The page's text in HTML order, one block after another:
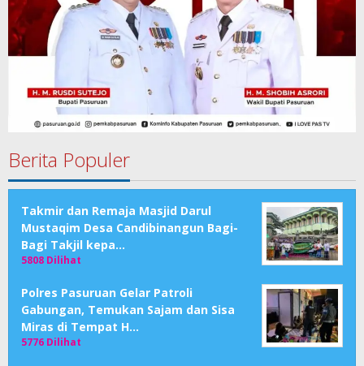
Berita Populer
Takmir dan Remaja Masjid Darul
Mustaqim Desa Candibinangun Bagi-
Bagi Takjil kepa…
5808 Dilihat
Polres Pasuruan Gelar Patroli
Gabungan, Temukan Sajam dan Sisa
Miras di Tempat H…
5776 Dilihat